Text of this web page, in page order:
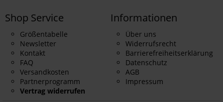
Shop Service
Größentabelle
Newsletter
Kontakt
FAQ
Versandkosten
Partnerprogramm
Vertrag widerrufen
Informationen
Über uns
Widerrufsrecht
Barrierefreiheitserklärung
Datenschutz
AGB
Impressum